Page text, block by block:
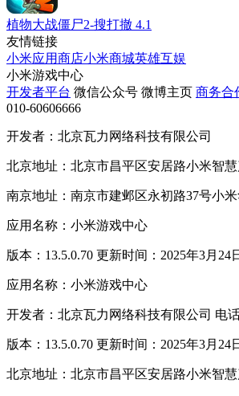
植物大战僵尸2-搜打撤 4.1
友情链接
小米应用商店小米商城英雄互娱
小米游戏中心
开发者平台 微信公众号 微博主页 商务合
010-60606666
开发者：北京瓦力网络科技有限公司
北京地址：北京市昌平区安居路小米智慧
南京地址：南京市建邺区永初路37号小
应用名称：小米游戏中心
版本：13.5.0.70 更新时间：2025年3月24
应用名称：小米游戏中心
开发者：北京瓦力网络科技有限公司 电
版本：13.5.0.70 更新时间：2025年3月24
北京地址：北京市昌平区安居路小米智慧